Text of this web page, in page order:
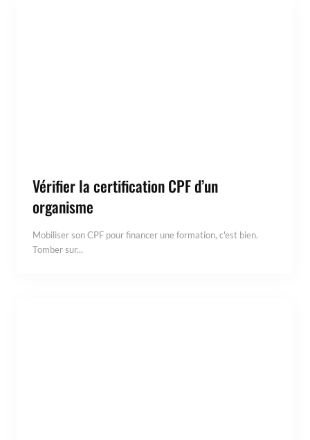
Vérifier la certification CPF d’un
organisme
Mobiliser son CPF pour financer une formation, c'est bien.
Tomber sur...